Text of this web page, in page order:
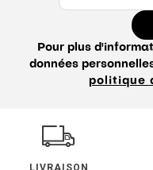
Pour plus
données
politique
LIVRAISON